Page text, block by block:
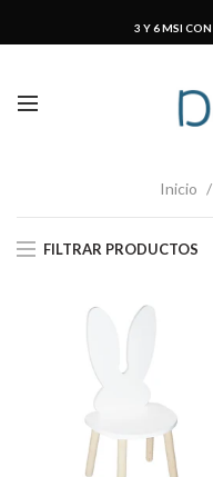
3 Y 6 MSI CON
Inicio
FILTRAR PRODUCTOS